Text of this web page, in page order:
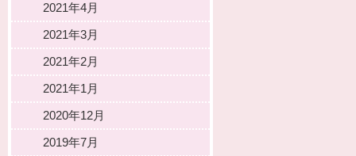
2021年4月
2021年3月
2021年2月
2021年1月
2020年12月
2019年7月